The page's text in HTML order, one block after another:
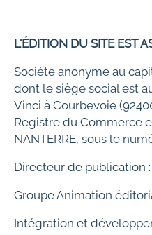
L'ÉDITION DU SITE EST
Société anonyme au
dont le siège social est
Vinci à Courbevoie
Registre du Commerce
NANTERRE, sous le
Directeur de publication
Groupe Animation
Intégration et